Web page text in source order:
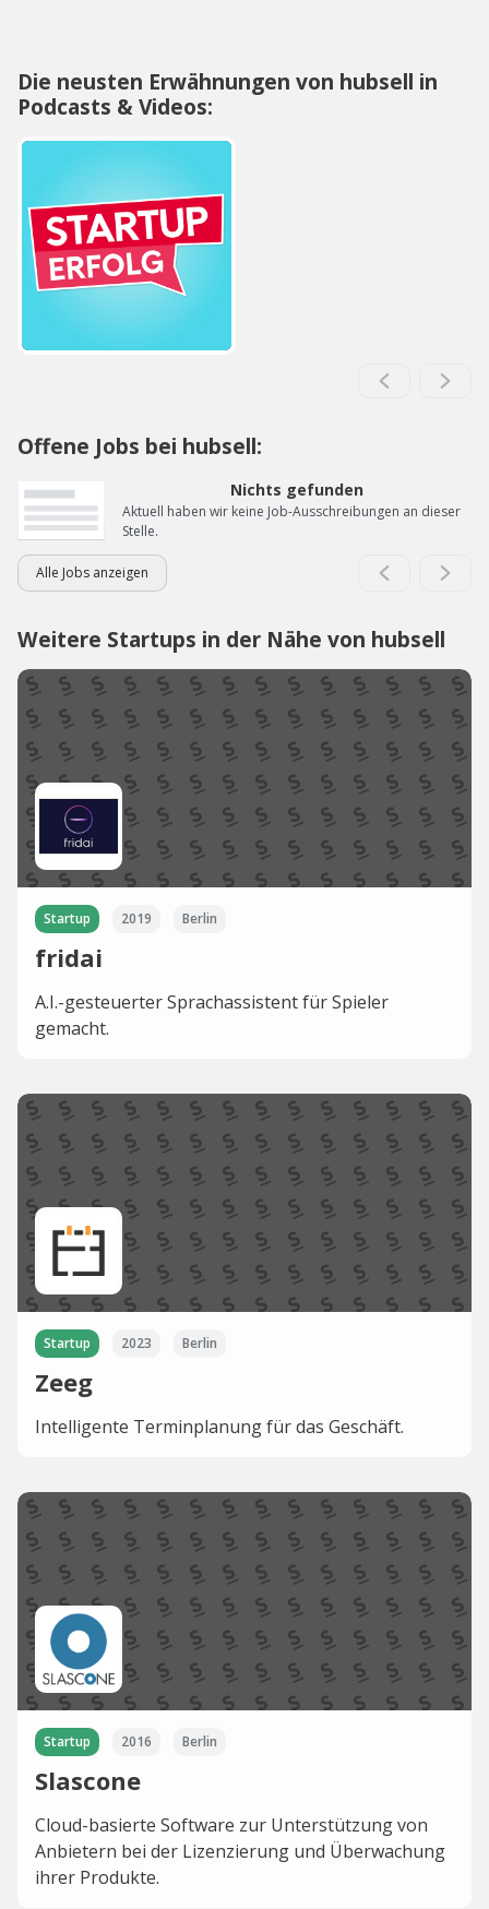
Die neusten Erwähnungen von hubsell in
Podcasts & Videos:
Offene Jobs bei hubsell:
Nichts gefunden
Aktuell haben wir keine Job-Ausschreibungen an dieser
Stelle.
Alle Jobs anzeigen
Weitere Startups in der Nähe von hubsell
Startup 2019 Berlin
fridai
A.I.-gesteuerter Sprachassistent für Spieler
gemacht.
Startup 2023 Berlin
Zeeg
Intelligente Terminplanung für das Geschäft.
Startup 2016 Berlin
Slascone
Cloud-basierte Software zur Unterstützung von
Anbietern bei der Lizenzierung und Überwachung
ihrer Produkte.